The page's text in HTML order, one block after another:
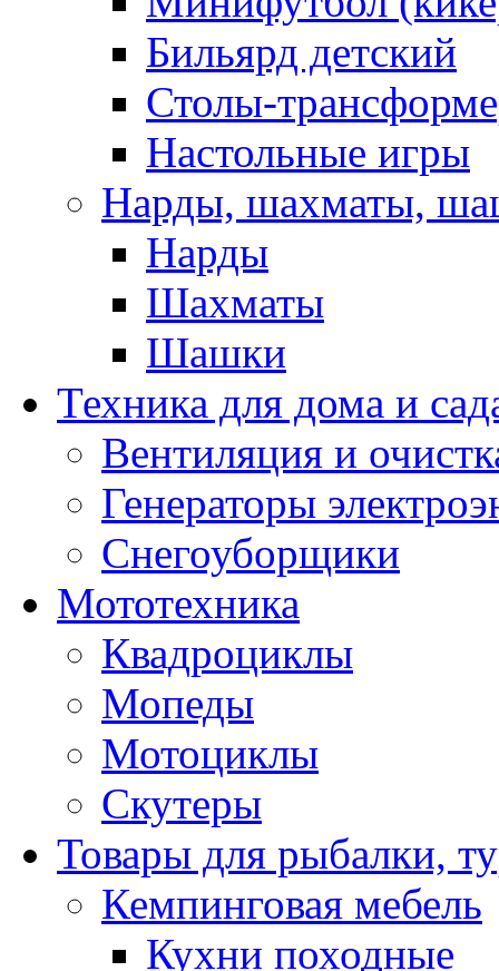
Бильярд детский
Столы-
Настольные игры
Нарды, шахматы,
Нарды
Шахматы
Шашки
Техника для дома и
Вентиляция и
Генераторы
Снегоуборщики
Мототехника
Квадроциклы
Мопеды
Мотоциклы
Скутеры
Товары для рыбалки,
Кемпинговая мебель
Кухни походные